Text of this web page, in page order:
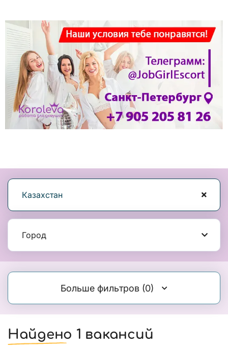
Казахстан
Город
Больше фильтров (0)
Найдено 1 вакансий